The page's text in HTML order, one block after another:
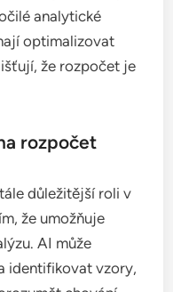
analytické
optimalizovat
že rozpočet je
rozpočet
důležitější roli v
že umožňuje
AI může
identifikovat vzory,